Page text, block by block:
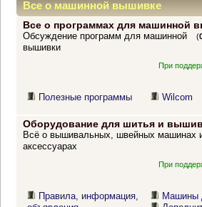
Все о машинной вышивке
Все о программах для машинной
(
Обсуждение программ для машинной
вышивки
При
Полезные программы Wilcom
Оборудование для шитья и
Всё о вышивальных, швейных машинах
аксессуарах
При
Правила, информация,
Машины